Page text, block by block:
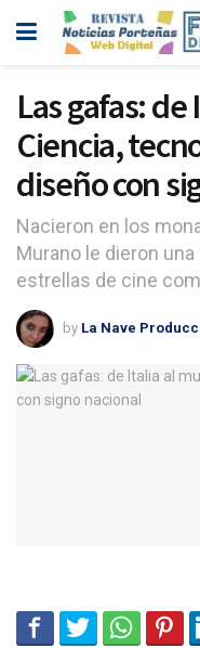
Las gafas:
Ciencia,
diseño con
Nacieron en los
Murano le dieron
estrellas de cine
by La Nave